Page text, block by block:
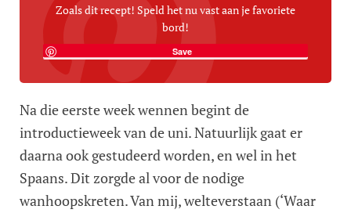
Zoals dit recept! Speld het nu vast aan je favoriete
bord!
Save
Na die eerste week wennen begint de
introductieweek van de uni. Natuurlijk gaat er
daarna ook gestudeerd worden, en wel in het
Spaans. Dit zorgde al voor de nodige
wanhoopskreten. Van mij, welteverstaan (‘Waar